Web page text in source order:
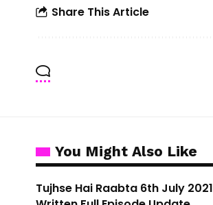
Share This Article
You Might Also Like
Tujhse Hai Raabta 6th July 2021